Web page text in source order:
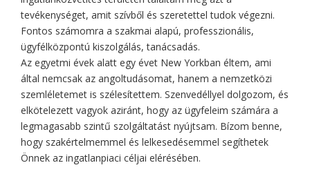
tevékenységet, amit szívből és szeretettel tudok végezni.
Fontos számomra a szakmai alapú, professzionális,
ügyfélközpontú kiszolgálás, tanácsadás.
​Az egyetmi évek alatt egy évet New Yorkban éltem, ami
által nemcsak az angoltudásomat, hanem a nemzetközi
szemléletemet is szélesítettem. Szenvedéllyel dolgozom, és
elkötelezett vagyok aziránt, hogy az ügyfeleim számára a
legmagasabb szintű szolgáltatást nyújtsam. Bízom benne,
hogy szakértelmemmel és lelkesedésemmel segíthetek
Önnek az ingatlanpiaci céljai elérésében.